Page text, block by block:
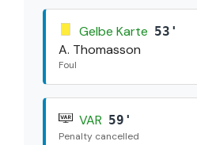
Gelbe Karte 53'
A. Thomasson
Foul
VAR 59'
Penalty cancelled